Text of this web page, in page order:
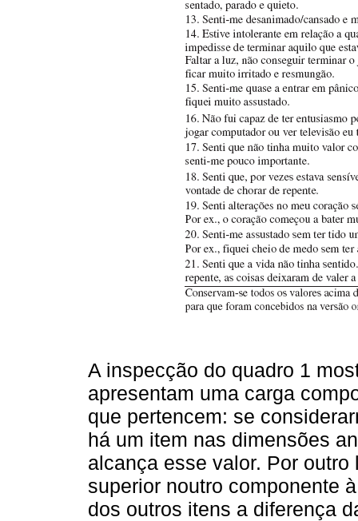
A inspecção do quadro 1
apresentam uma carga
que pertencem: se
há um item nas dimensões
alcança esse valor. Por
superior noutro componente
dos outros itens a diferença